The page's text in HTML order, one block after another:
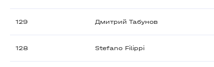
129 Дмитрий Табунов
128 Stefano Filippi